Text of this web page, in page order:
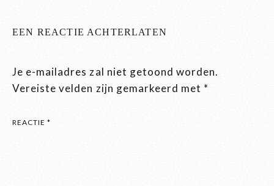
EEN REACTIE ACHTERLATEN
Je e-mailadres zal niet getoond worden.
Vereiste velden zijn gemarkeerd met *
REACTIE*